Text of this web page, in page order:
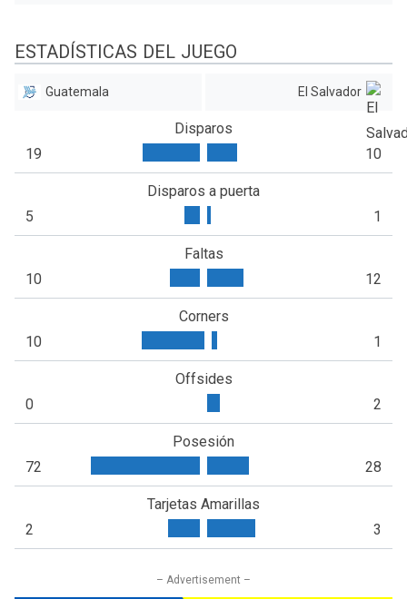
ESTADÍSTICAS DEL JUEGO
Guatemala El Salvador
Disparos
19
10
Disparos a puerta
5
1
Faltas
10
12
Corners
10
1
Offsides
0
2
Posesión
72
28
Tarjetas Amarillas
2
3
– Advertisement –